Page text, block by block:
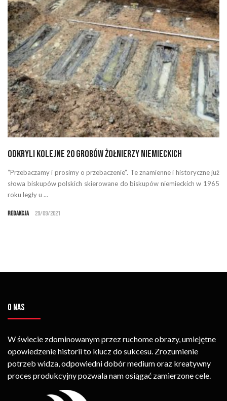
Odkryli kolejne 20 grobów żołnierzy niemieckich
“Przebaczamy i prosimy o przebaczenie”. Te znamienne i historyczne już
słowa biskupów polskich skierowane do biskupów niemieckich w 1965
roku legły u ...
Redakcja 29/09/2021
O NAS
W świecie zdominowanym przez ruchome obrazy, umiejętne
opowiedzenie historii to klucz do sukcesu. Zrozumienie
potrzeb widza, odpowiedni dobór medium oraz kreatywny
proces produkcyjny pozwala nam osiągać zamierzone cele.